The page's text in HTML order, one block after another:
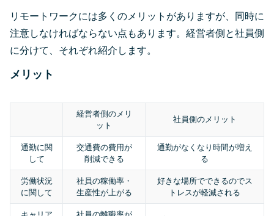
リモートワークには多くのメリットがありますが、同時に
注意しなければならない点もあります。経営者側と社員側
に分けて、それぞれ紹介します。
メリット
経営者側のメリ
ット
社員側のメリット
通勤に関
して
交通費の費用が
削減できる
通勤がなくなり時間が増え
る
労働状況
に関して
社員の稼働率・
生産性が上がる
好きな場所でできるのでス
トレスが軽減される